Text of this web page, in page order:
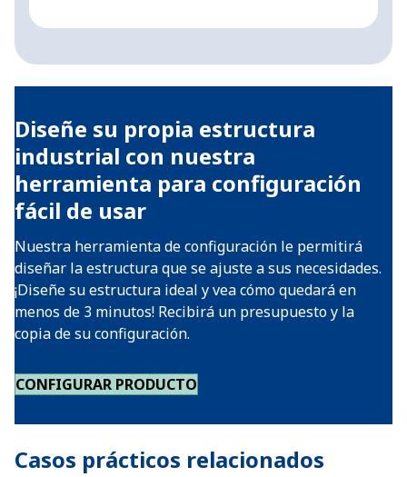
Diseñe su propia estructura
industrial con nuestra
herramienta para configuración
fácil de usar
Nuestra herramienta de configuración le permitirá
diseñar la estructura que se ajuste a sus necesidades.
¡Diseñe su estructura ideal y vea cómo quedará en
menos de 3 minutos! Recibirá un presupuesto y la
copia de su configuración.
CONFIGURAR PRODUCTO
Casos prácticos relacionados